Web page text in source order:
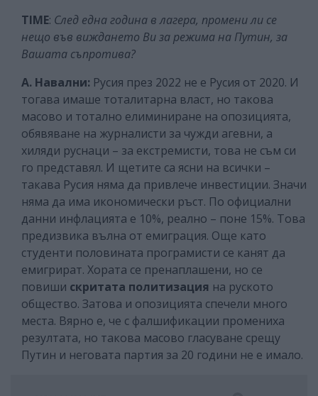
TIME: След една година в лагера, промени ли се
нещо във виждането Ви за режима на Путин, за
Вашата съпротива?
А. Навални: Русия през 2022 не е Русия от 2020. И
тогава имаше тоталитарна власт, но такова
масово и тотално елиминиране на опозицията,
обявяване на журналисти за чужди агевни, а
хиляди руснаци – за екстремисти, това не съм си
го представял. И щетите са ясни на всички –
такава Русия няма да привлече инвестиции. Значи
няма да има икономически ръст. По официални
данни инфлацията е 10%, реално – поне 15%. Това
предизвика вълна от емиграция. Още като
студенти половината програмисти се канят да
емигрират. Хората се пренаплашени, но се
повиши скритата политизация на руското
общество. Затова и опозицията спечели много
места. Вярно е, че с фалшификации промениха
резултата, но такова масово гласуване срещу
Путин и неговата партия за 20 години не е имало.